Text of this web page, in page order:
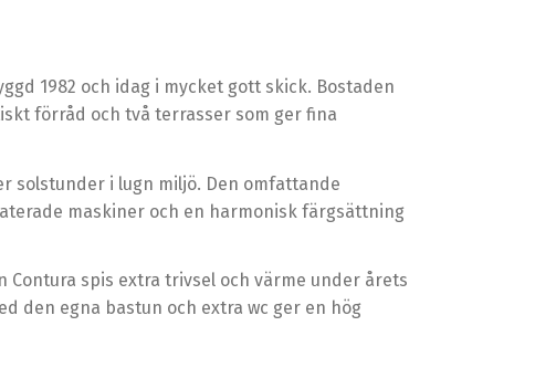
1982 och idag i mycket gott skick. Bostaden
förråd och två terrasser som ger fina
solstunder i lugn miljö. Den omfattande
maskiner och en harmonisk färgsättning
spis extra trivsel och värme under årets
den egna bastun och extra wc ger en hög